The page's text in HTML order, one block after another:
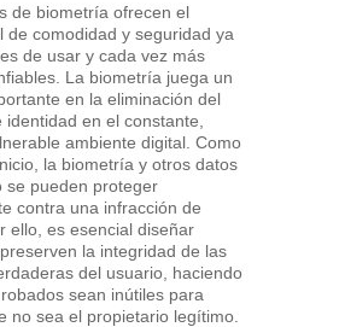
de biometría ofrecen el
de comodidad y seguridad ya
de usar y cada vez más
La biometría juega un
en la eliminación del
identidad en el constante,
ambiente digital. Como
la biometría y otros datos
se pueden proteger
contra una infracción de
ello, es esencial diseñar
la integridad de las
del usuario, haciendo
sean inútiles para
no sea el propietario legítimo.